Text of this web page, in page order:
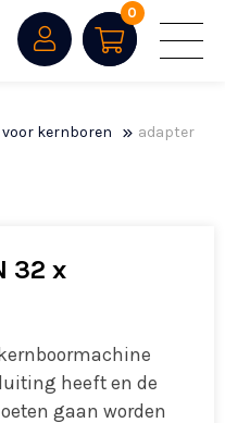
0
kernboren
adapter
32 x
heeft en de
gaan worden